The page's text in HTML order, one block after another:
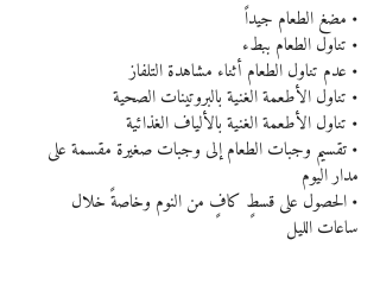
• مضغ الطعام جيداً
• تناول الطعام ببطء
• عدم تناول الطعام أثناء مشاهدة التلفاز
• تناول الأطعمة الغنية بالبروتينات الصحية
• تناول الأطعمة الغنية بالألياف الغذائية
• تقسيم وجبات الطعام إلى وجبات صغيرة مقسمة على
مدار اليوم
• الحصول على قسطٍ كافٍ من النوم وخاصةً خلال
ساعات الليل